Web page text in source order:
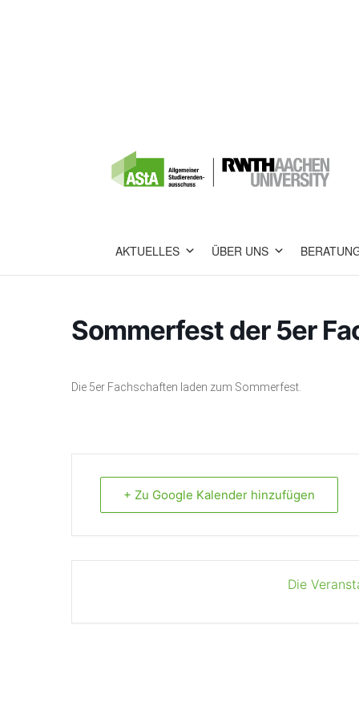
AKTUELLES ÜBER UNS
Sommerfest der 5er
Die 5er Fachschaften laden zum Sommerfest.
+ Zu Google Kalender hinzufügen
Die